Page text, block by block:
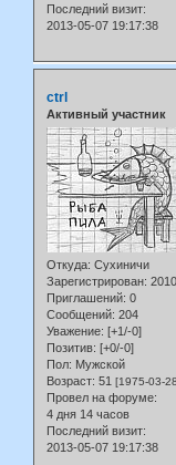
Последний визит:
2013-05-07 19:17:38
ctrl
Активный участник
Откуда: Сухиничи
Зарегистрирован:
Приглашений: 0
Сообщений: 204
Уважение: [+1/-0]
Позитив: [+0/-0]
Пол: Мужской
Возраст: 51 [1975-03-
Провел на форуме:
4 дня 14 часов
Последний визит:
2013-05-07 19:17:38